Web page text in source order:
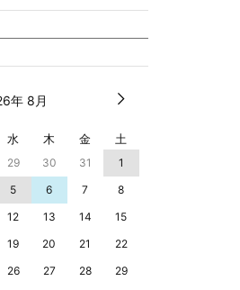
年 8月
水 木 金 土
29 30 31
1
5 6 7
8
12 13 14
15
19 20 21
22
26 27 28
29